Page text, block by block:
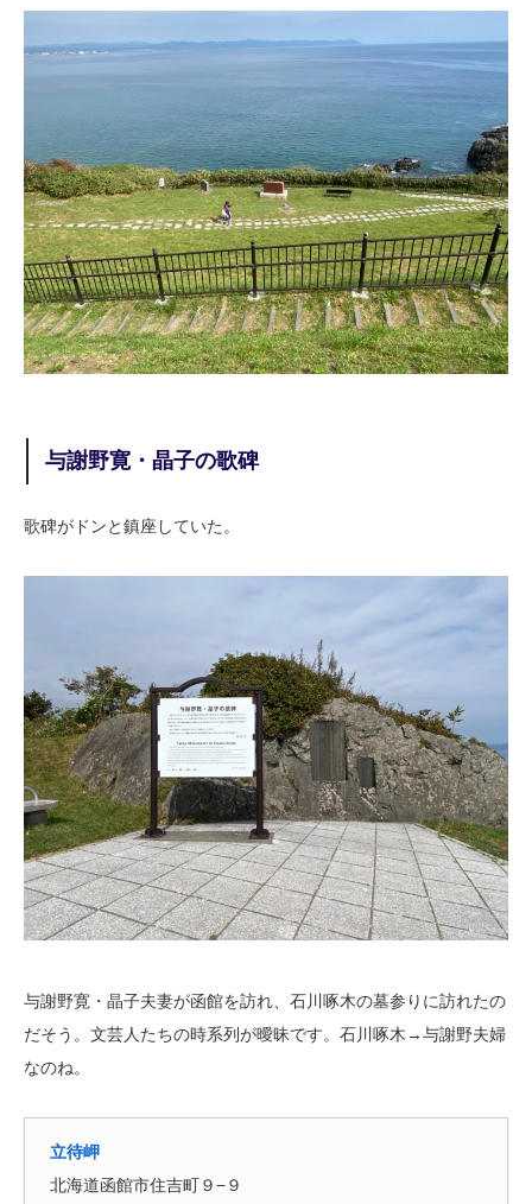
与謝野寛・晶子の歌碑
歌碑がドンと鎮座していた。
与謝野寛・晶子夫妻が函館を訪れ、石川啄木の墓参りに訪れたの
だそう。文芸人たちの時系列が曖昧です。石川啄木→与謝野夫婦
なのね。
立待岬
北海道函館市住吉町９−９